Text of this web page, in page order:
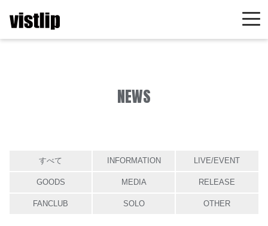
NEWS
すべて INFORMATION LIVE/EVENT
GOODS MEDIA RELEASE
FANCLUB SOLO OTHER